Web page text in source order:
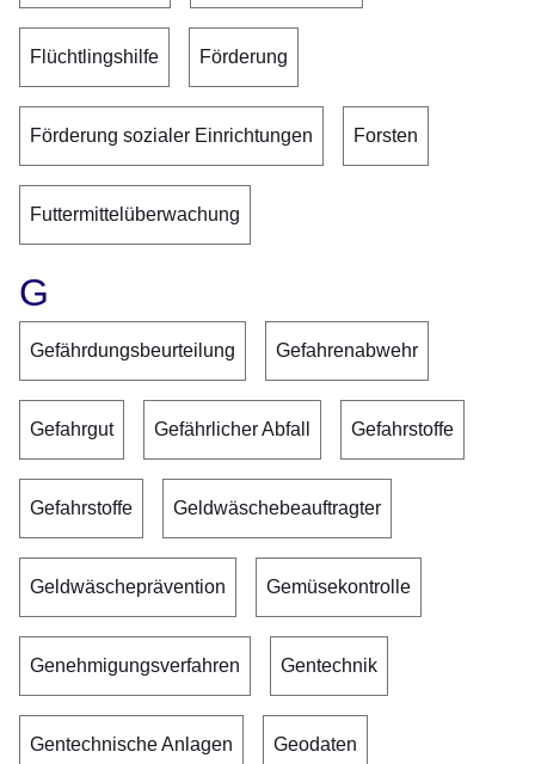
Flüchtlingshilfe Förderung
Förderung sozialer Einrichtungen Forsten
Futtermittelüberwachung
G
Gefährdungsbeurteilung Gefahrenabwehr
Gefahrgut Gefährlicher Abfall Gefahrstoffe
Gefahrstoffe Geldwäschebeauftragter
Geldwäscheprävention Gemüsekontrolle
Genehmigungsverfahren Gentechnik
Gentechnische Anlagen Geodaten